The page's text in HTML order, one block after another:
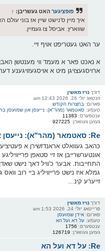
פופציגער האט געשריבן: ↑
איך מיין ס'נישט שיין אז בוני
שווארץ. אביסל צו געמיין.
ער האט געטריפט אויף זיי.
ארויסגעצויגן מיט א אויסגעזויגענע
דורך נויז מאשין
זונטאג יולי 26, 2026 12:43 am
פארום: בחצרות הקודש
טעמע: סאטמאר (מהר"א): נייעסן און שמועסן
ענטפערס: 11383
געזען געווארן: 927225
Re: סאטמאר (מהר"א): נייעסן און שמועסן בתוככי הקהלה
כהאב געוואלט אראנדזשירן א פעטיציע
אונטערשרייבן אז זיי סטאפן
התחייבות. אבער כ'וויל דאך נישט
גמלא איז נישט פרייוויליג ביי רוב
זייערע קינ...
דורך נויז מאשין
פרייטאג יולי 24, 2026 1:53 am
פארום: אידן שמועסן
טעמע: על דא ועל הא
ענטפערס: 1756
געזען געווארן: 126719
Re: על דא ועל הא